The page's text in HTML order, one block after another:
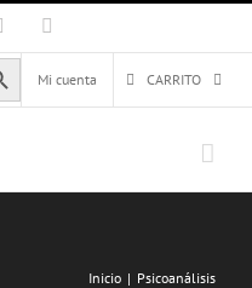
Instagram
búsqueda
Mi cuenta
CARRITO
Inicio Psicoanálisis